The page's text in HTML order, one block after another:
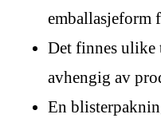
emballasjeform
Det finnes ulike
avhengig av
En